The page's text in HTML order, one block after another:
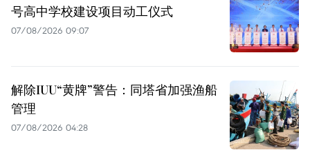
号高中学校建设项目动工仪式
07/08/2026 09:07
解除IUU“黄牌”警告：同塔省加强渔船
管理
07/08/2026 04:28